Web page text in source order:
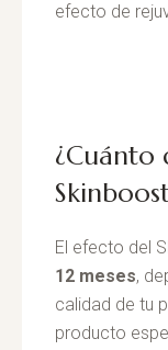
efecto de
¿Cuánto
El efecto del
12 meses,
calidad de tu
producto